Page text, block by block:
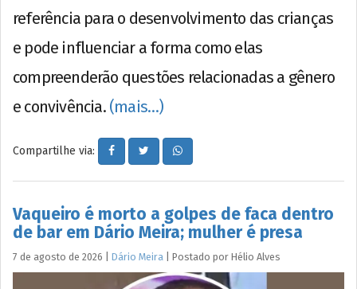
referência para o desenvolvimento das crianças
e pode influenciar a forma como elas
compreenderão questões relacionadas a gênero
e convivência. (mais…)
Compartilhe via:
Vaqueiro é morto a golpes de faca dentro
de bar em Dário Meira; mulher é presa
7 de agosto de 2026 Dário Meira Postado por Hélio Alves